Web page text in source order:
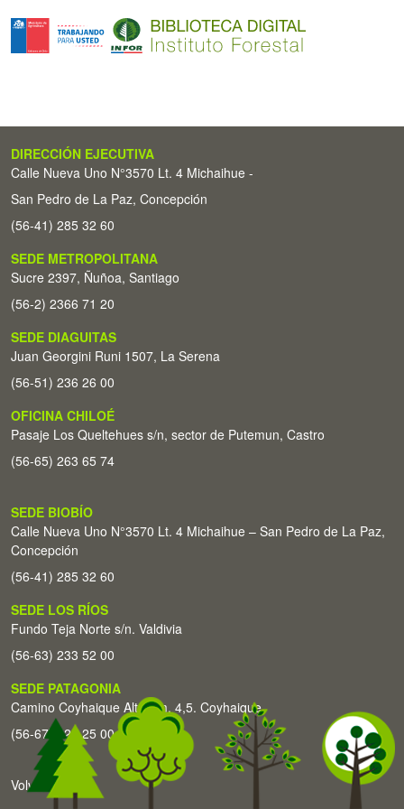
DIRECCIÓN EJECUTIVA
Calle Nueva Uno N°3570 Lt. 4 Michaihue -
San Pedro de La Paz, Concepción
(56-41) 285 32 60
SEDE METROPOLITANA
Sucre 2397, Ñuñoa, Santiago
(56-2) 2366 71 20
SEDE DIAGUITAS
Juan Georgini Runi 1507, La Serena
(56-51) 236 26 00
OFICINA CHILOÉ
Pasaje Los Queltehues s/n, sector de Putemun, Castro
(56-65) 263 65 74
SEDE BIOBÍO
Calle Nueva Uno N°3570 Lt. 4 Michaihue – San Pedro de La Paz,
Concepción
(56-41) 285 32 60
SEDE LOS RÍOS
Fundo Teja Norte s/n. Valdivia
(56-63) 233 52 00
SEDE PATAGONIA
Camino Coyhaique Alto Km. 4,5. Coyhaique
(56-67) 226 25 00
Volver arriba